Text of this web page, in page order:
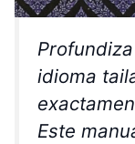
idioma
Este